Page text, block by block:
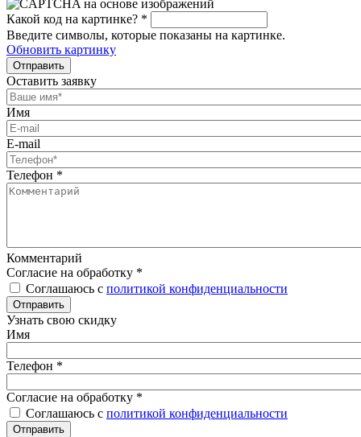
Какой код на картинке? *
Введите символы, которые показаны на картинке.
Обновить картинку
Отправить
Оставить заявку
Имя
E-mail
Телефон *
Комментарий
Согласие на обработку *
Соглашаюсь с политикой конфиденциальности
Отправить
Узнать свою скидку
Имя
Телефон *
Согласие на обработку *
Соглашаюсь с политикой конфиденциальности
Отправить